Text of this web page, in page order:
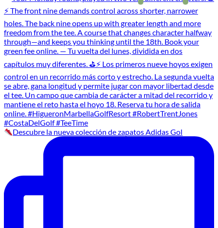
Descubre la nueva colección de zapatos Adidas Gol